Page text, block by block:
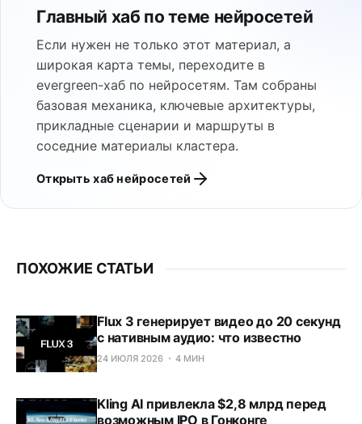
Главный хаб по теме нейросетей
Если нужен не только этот материал, а
широкая карта темы, переходите в
evergreen-хаб по нейросетям. Там собраны
базовая механика, ключевые архитектуры,
прикладные сценарии и маршруты в
соседние материалы кластера.
Открыть хаб нейросетей
ПОХОЖИЕ СТАТЬИ
Flux 3 генерирует видео до 20 секунд
с нативным аудио: что известно
24 ИЮЛЯ 2026 4 МИН
Kling AI привлекла $2,8 млрд перед
возможным IPO в Гонконге